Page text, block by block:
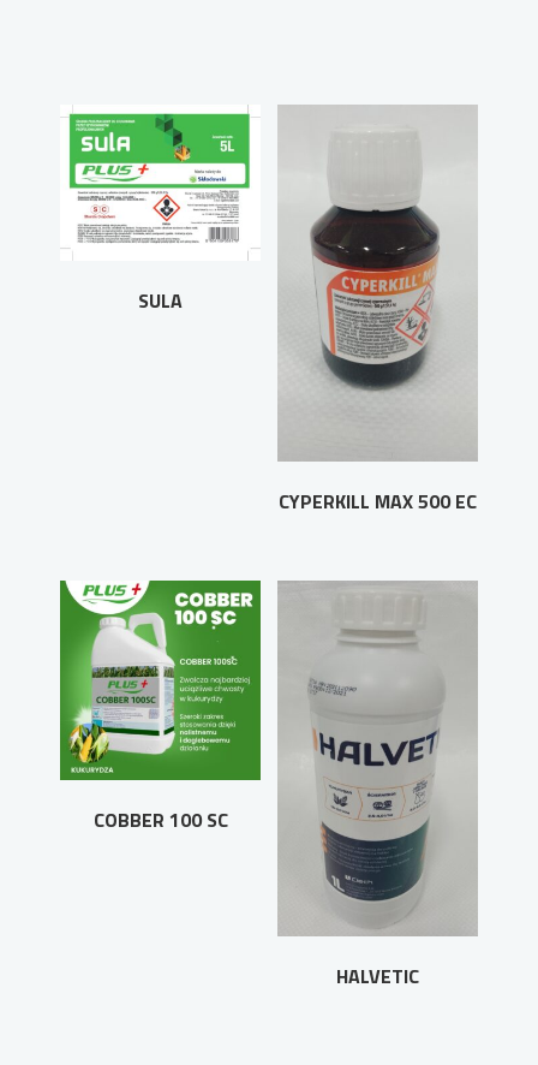
SULA
CYPERKILL MAX 500 EC
COBBER 100 SC
HALVETIC